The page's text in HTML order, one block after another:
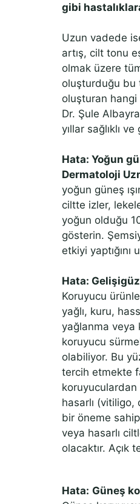
gibi
Uzun vadede
artış, cilt tonu
olmak üzere
oluşturduğu bu
oluşturan hangi
Dr. Şule
yıllar sağlıklı
Hata: Yoğun
Dermatoloji
yoğun güneş
ciltte izler,
yoğun olduğu
gösterin.
etkiyi yaptığını
Hata:
Koruyucu
yağlı, kuru,
yağlanma veya
koruyucu
olabiliyor. Bu
tercih etmekte
koruyuculardan
hasarlı
bir öneme
veya hasarlı
olacaktır. Açık
Hata: Güneş